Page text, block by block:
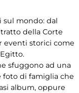
sul mondo: dal
della Corte
eventi storici come
sfuggono ad una
foto di famiglia che
album, oppure